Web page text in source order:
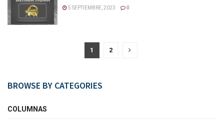
5 SEPTIEMBRE, 2023 0
1 2
BROWSE BY CATEGORIES
COLUMNAS